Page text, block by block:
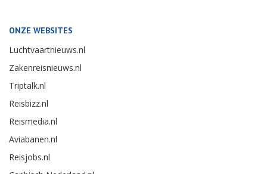
ONZE WEBSITES
Luchtvaartnieuws.nl
Zakenreisnieuws.nl
Triptalk.nl
Reisbizz.nl
Reismedia.nl
Aviabanen.nl
Reisjobs.nl